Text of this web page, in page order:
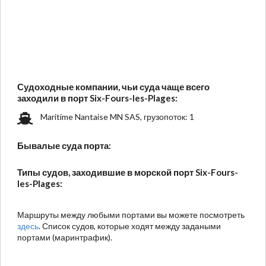
Судоходные компании, чьи суда чаще всего
заходили в порт Six-Fours-les-Plages:
Maritime Nantaise MN SAS, грузопоток: 1
Бывалые суда порта:
Типы судов, заходившие в морской порт Six-Fours-
les-Plages:
Маршруты между любыми портами вы можете посмотреть
здесь. Список судов, которые ходят между задаными
портами (маринтрафик).